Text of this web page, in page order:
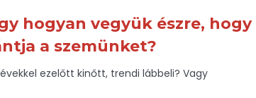
hogyan vegyük észre, hogy
a szemünket?
ezelőtt kinőtt, trendi lábbeli? Vagy